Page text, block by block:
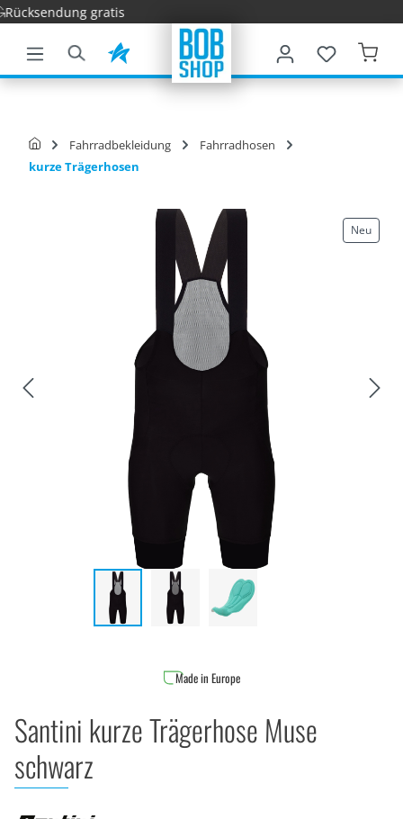
springen
gratis
Fahrradbekleidung
Fahrradhosen
kurze Trägerhosen
Neu
Made in Europe
Santini kurze Trägerhose Muse
schwarz